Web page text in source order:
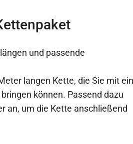
und passende
langen Kette, die Sie mit
können. Passend dazu
an, um die Kette anschließend